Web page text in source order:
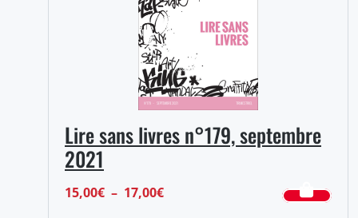
Lire sans livres n°179, septembre
2021
15,00€ – 17,00€Plage